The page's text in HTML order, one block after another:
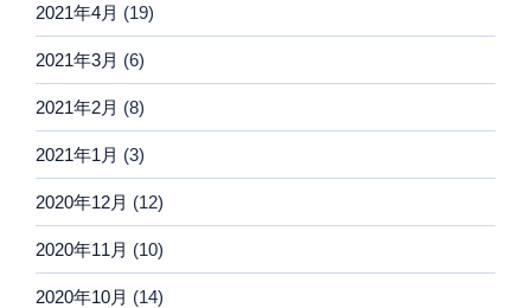
2021年4月 (19)
2021年3月 (6)
2021年2月 (8)
2021年1月 (3)
2020年12月 (12)
2020年11月 (10)
2020年10月 (14)